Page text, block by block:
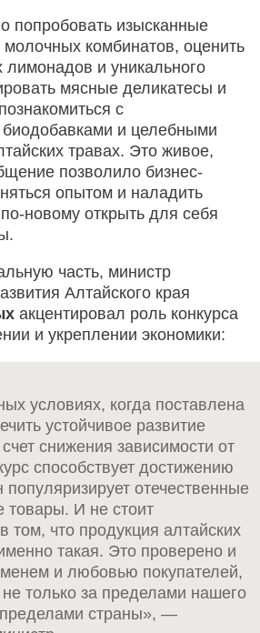
попробовать изысканные
комбинатов, оценить
лимонадов и уникального
мясные деликатесы и
с
и целебными
травах. Это живое,
позволило бизнес-
опытом и наладить
новому открыть для себя
часть, министр
Алтайского края
акцентировал роль конкурса
и укреплении экономики:
условиях, когда поставлена
устойчивое развитие
снижения зависимости от
способствует достижению
отечественные
товары. И не стоит
том, что продукция алтайских
такая. Это проверено и
и любовью покупателей,
не только за пределами нашего
пределами страны», —